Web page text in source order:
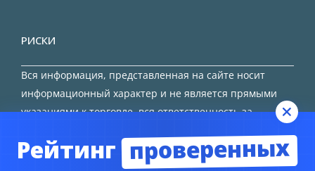
РИСКИ
Вся информация, представленная на сайте носит
информационный характер и не является прямыми
указаниями к торговле, вся ответственность за
Рейтинг проверенных